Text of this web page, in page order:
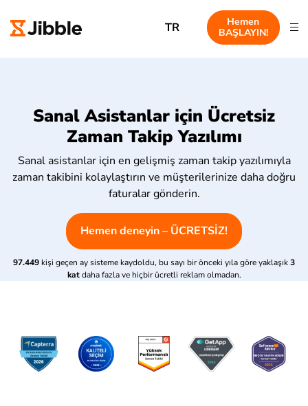
TR
Hemen
BAŞLAYIN!
Sanal Asistanlar için Ücretsiz
Zaman Takip Yazılımı
Sanal asistanlar için en gelişmiş zaman takip yazılımıyla
zaman takibini kolaylaştırın ve müşterilerinize daha doğru
faturalar gönderin.
Hemen deneyin – ÜCRETSİZ!
97.449kişi geçen ay sisteme kaydoldu, bu sayı bir önceki yıla göre yaklaşık3
kat daha fazla ve hiçbir ücretli reklam olmadan.